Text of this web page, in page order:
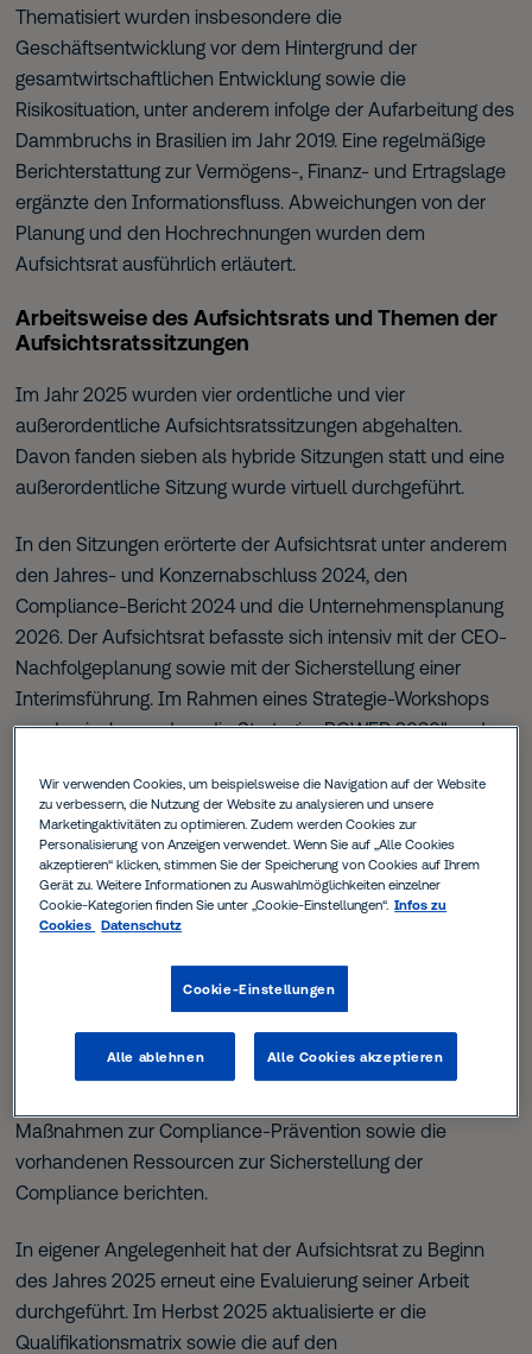
Thematisiert wurden insbesondere die
Geschäftsentwicklung vor dem Hintergrund der
gesamtwirtschaftlichen Entwicklung sowie die
Risikosituation, unter anderem infolge der Aufarbeitung des
Dammbruchs in Brasilien im Jahr 2019. Eine regelmäßige
Berichterstattung zur Vermögens-, Finanz- und Ertragslage
ergänzte den Informationsfluss. Abweichungen von der
Planung und den Hochrechnungen wurden dem
Aufsichtsrat ausführlich erläutert.
Arbeitsweise des Aufsichtsrats und Themen der
Aufsichtsratssitzungen
Im Jahr 2025 wurden vier ordentliche und vier
außerordentliche Aufsichtsratssitzungen abgehalten.
Davon fanden sieben als hybride Sitzungen statt und eine
außerordentliche Sitzung wurde virtuell durchgeführt.
In den Sitzungen erörterte der Aufsichtsrat unter anderem
den Jahres- und Konzernabschluss 2024, den
Compliance-Bericht 2024 und die Unternehmensplanung
2026. Der Aufsichtsrat befasste sich intensiv mit der CEO-
Nachfolgeplanung sowie mit der Sicherstellung einer
Interimsführung. Im Rahmen eines Strategie-Workshops
wurden insbesondere die Strategie „POWER 2030" und
Konzernbereichen intensiv diskutiert. In zwei Sitzungen
wurde dem Aufsichtsrat das neue Corporate Sustainability
Office mit seiner strategischen Planung für den Bereich
Nachhaltigkeit vorgestellt. Darüber hinaus billigte der
Aufsichtsrat nach sorgfältiger Prüfung und Beratung die
Investitionsplanung sowie mehrere großvolumige Verträge
und Transaktionen. Außerdem ließ sich der Aufsichtsrat
vom Chief Compliance Officer über das Compliance-
Maßnahmen zur Compliance-Prävention sowie die
vorhandenen Ressourcen zur Sicherstellung der
Compliance berichten.
In eigener Angelegenheit hat der Aufsichtsrat zu Beginn
des Jahres 2025 erneut eine Evaluierung seiner Arbeit
durchgeführt. Im Herbst 2025 aktualisierte er die
Qualifikationsmatrix sowie die auf den
Wir verwenden Cookies, um beispielsweise die Navigation auf der Website
zu verbessern, die Nutzung der Website zu analysieren und unsere
Marketingaktivitäten zu optimieren. Zudem werden Cookies zur
Personalisierung von Anzeigen verwendet. Wenn Sie auf „Alle Cookies
akzeptieren“ klicken, stimmen Sie der Speicherung von Cookies auf Ihrem
Gerät zu. Weitere Informationen zu Auswahlmöglichkeiten einzelner
Cookie-Kategorien finden Sie unter „Cookie-Einstellungen“. Infos zu
Cookies
Datenschutz
Cookie-Einstellungen
Alle ablehnen Alle Cookies akzeptieren